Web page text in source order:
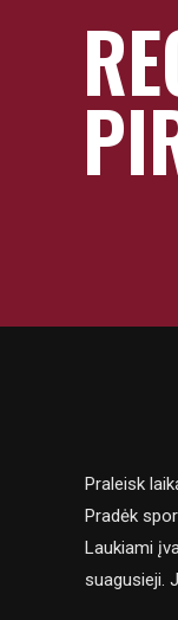
Praleisk
Pradėk
Laukiami
suagusieji.